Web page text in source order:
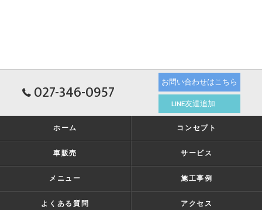
027-346-0957
お問い合わせはこちら
LINE友達追加
ホーム コンセプト
車販売 サービス
メニュー 施工事例
よくある質問 アクセス